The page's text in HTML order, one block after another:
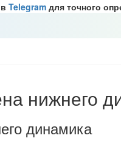
Telegram для точного
нижнего
динамика